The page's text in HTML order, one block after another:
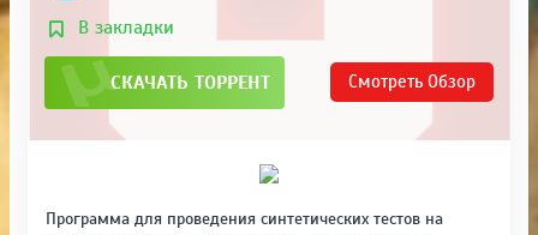
В закладки
СКАЧАТЬ ТОРРЕНТ Смотреть Обзор
Программа для проведения синтетических тестов на